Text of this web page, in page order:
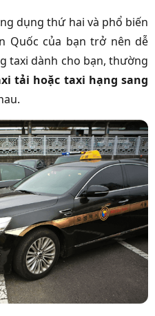
dụng thứ hai và phổ biến
Quốc của bạn trở nên dễ
taxi dành cho bạn, thường
tải hoặc taxi hạng sang